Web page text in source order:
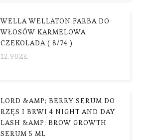
WELLA WELLATON FARBA DO
WŁOSÓW KARMELOWA
CZEKOLADA ( 8/74 )
12.90ZŁ
LORD &AMP; BERRY SERUM DO
RZĘS I BRWI 4 NIGHT AND DAY
LASH &AMP; BROW GROWTH
SERUM 5 ML